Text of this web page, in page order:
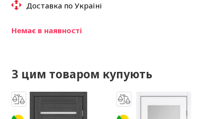
Доставка по Україні
Немає в наявності
З цим товаром купують